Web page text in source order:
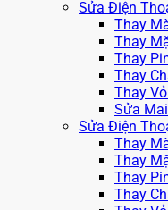
Sửa Điện
Thay
Thay
Thay
Thay
Thay
Sửa
Sửa Điện
Thay
Thay
Thay
Thay